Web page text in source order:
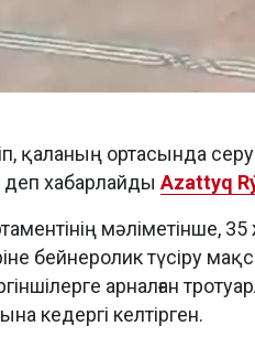
қаланың ортасында
деп хабарлайдыAzattyq
мәліметінше,
бейнеролик түсіру
арналған
кедергі келтірген.